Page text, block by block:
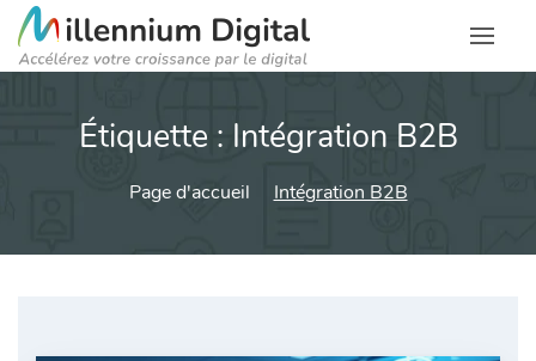
Étiquette : Intégration B2B
Page d'accueil Intégration B2B